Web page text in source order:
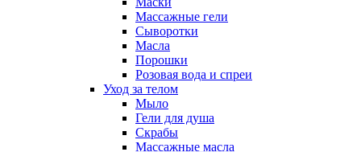
Массажные гели
Сыворотки
Масла
Порошки
Розовая вода и спреи
Уход за телом
Мыло
Гели для душа
Скрабы
Массажные масла